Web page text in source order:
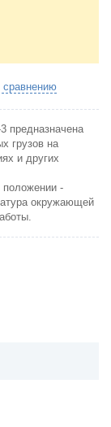
сравнению
предназначена
грузов на
и других
положении -
окружающей